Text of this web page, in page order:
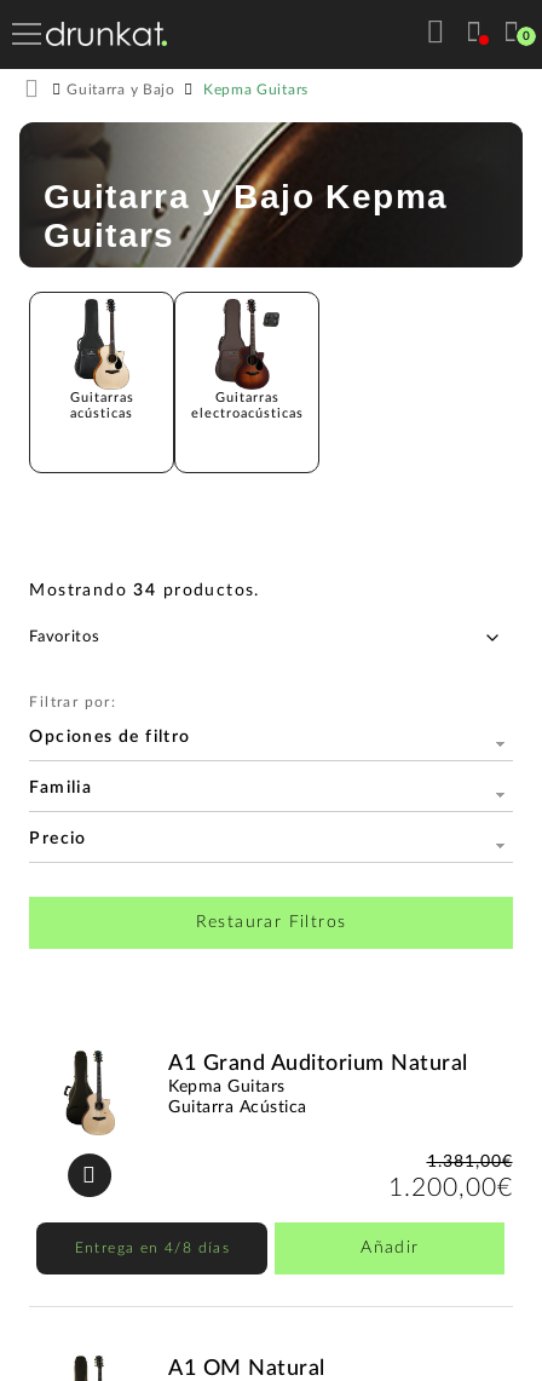
0
Guitarra y Bajo Kepma Guitars
Guitarra y Bajo Kepma
Guitars
Guitarras
acústicas
Guitarras
electroacústicas
Mostrando34 productos.
Filtrar por:
Opciones de filtro
Familia
Precio
Restaurar Filtros
A1 Grand Auditorium Natural
Kepma Guitars
Guitarra Acústica
1.381,00€
1.200,00€
Entrega en 4/8 días Añadir
A1 OM Natural